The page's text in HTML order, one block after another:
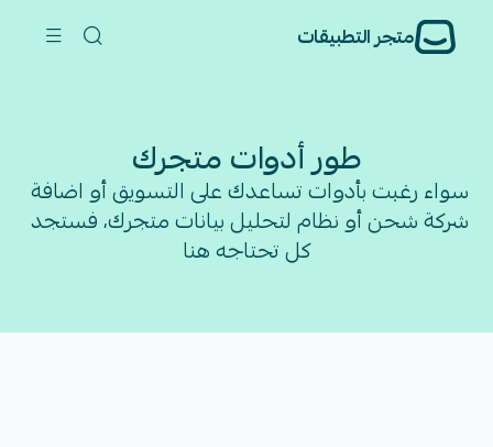
متجر التطبيقات
طور أدوات متجرك
كل تحتاجه هنا